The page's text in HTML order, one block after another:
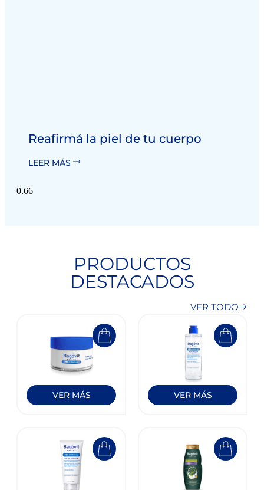
Reafirmá la piel de tu cuerpo
LEER MÁS
PRODUCTOS
DESTACADOS
VER TODO
VER MÁS VER MÁS